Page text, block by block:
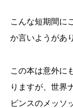
こんな短期間に
か言いようがあ
この本は意外に
りますが、世界
ビンスのメッソ